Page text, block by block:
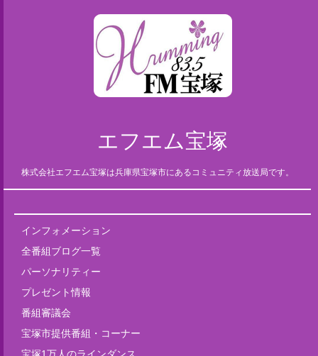
エフエム宝塚
株式会社エフエム宝塚は兵庫県宝塚市にあるコミュニティ放送局です。
インフォメーション
全番組ブログ一覧
パーソナリティー
プレゼント情報
番組審議会
宝塚市提供番組・コーナー